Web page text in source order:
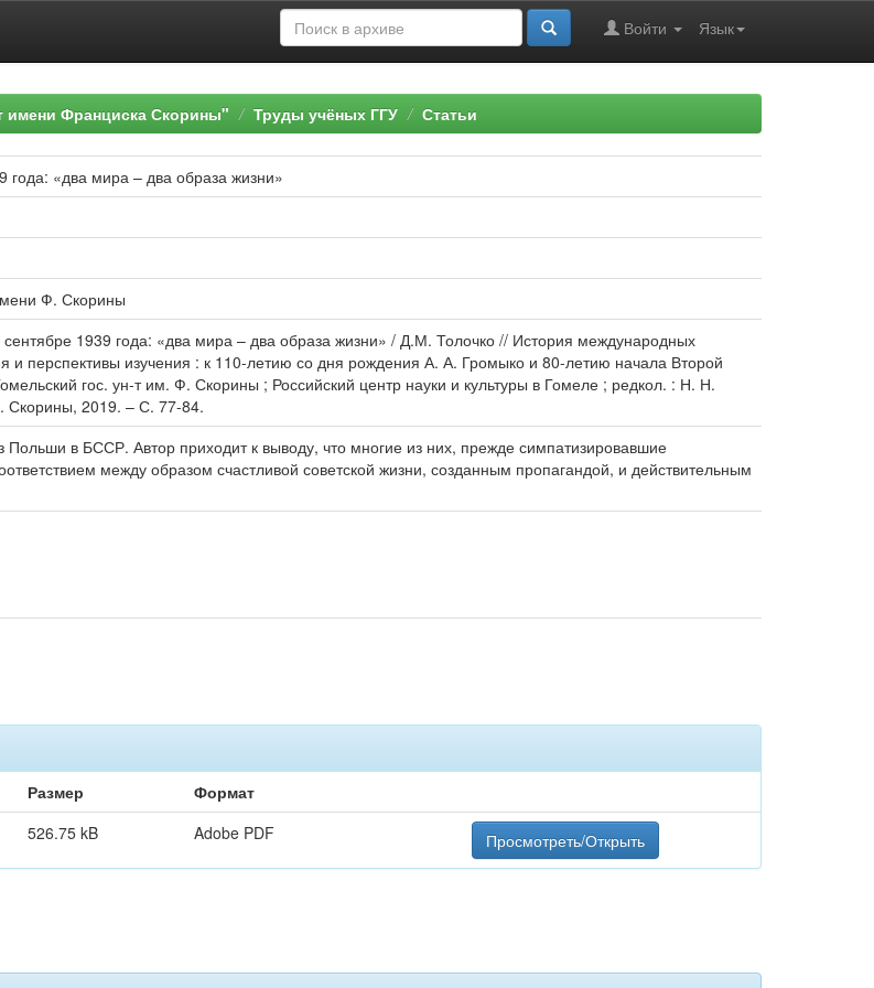
Язык
Войти
имени Франциска Скорины" Труды учёных ГГУ Статьи
«два мира – два образа жизни»
Ф. Скорины
1939 года: «два мира – два образа жизни» / Д.М. Толочко // История международных
и перспективы изучения : к 110-летию со дня рождения А. А. Громыко и 80-летию начала Второй
гос. ун-т им. Ф. Скорины ; Российский центр науки и культуры в Гомеле ; редкол. : Н. Н.
Скорины, 2019. – С. 77-84.
Польши в БССР. Автор приходит к выводу, что многие из них, прежде симпатизировавшие
между образом счастливой советской жизни, созданным пропагандой, и действительным
Размер
Формат
526.75 kB Adobe PDF Просмотреть/Открыть